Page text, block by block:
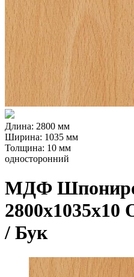
Длина: 2800 мм
Ширина: 1035 мм
Толщина: 10 мм
односторонний
МДФ
2800х1035х10
/ Бук